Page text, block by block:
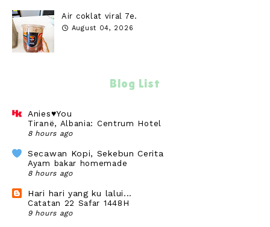
Air coklat viral 7e.
August 04, 2026
Blog List
Anies♥You
Tiranë, Albania: Centrum Hotel
8 hours ago
Secawan Kopi, Sekebun Cerita
Ayam bakar homemade
8 hours ago
Hari hari yang ku lalui...
Catatan 22 Safar 1448H
9 hours ago